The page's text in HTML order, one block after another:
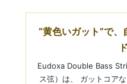
“黄色いガット”で
Eudoxa Double Bass
ス弦）は、 ガットコア